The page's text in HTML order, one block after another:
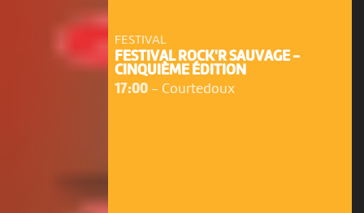
FESTIVAL
FESTIVAL ROCK'R SAUVAGE -
CINQUIÈME ÉDITION
17:00- Courtedoux